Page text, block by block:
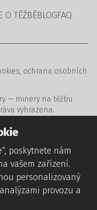
O TĚŽBĚBLOGFAQ
, ochrana osobních
— minery na těžbu
vyhrazena.
a rezervační systémy
CREATION.CZ
poskytnete nám
vašem zařízení.
personalizovaný
provozu a